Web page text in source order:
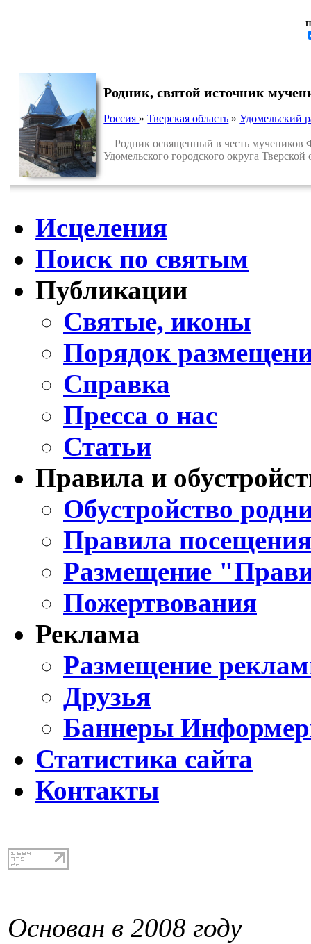
Родник, святой источник
Россия »Тверская область »Удомельский
Родник освященный в честь мучеников
Удомельского городского округа Тверской
Исцеления
Поиск по святым
Публикации
Святые, иконы
Порядок
Справка
Пресса о нас
Статьи
Правила и
Обустройство
Правила
Размещение
Пожертвования
Реклама
Размещение
Друзья
Баннеры
Статистика сайта
Контакты
Основан в 2008 году